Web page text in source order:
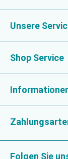
Unsere
Shop Service
Folgen Sie